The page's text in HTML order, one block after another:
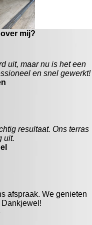
mij?
uit, maar nu is het een
en snel gewerkt!
resultaat. Ons terras
uit.
afspraak. We genieten